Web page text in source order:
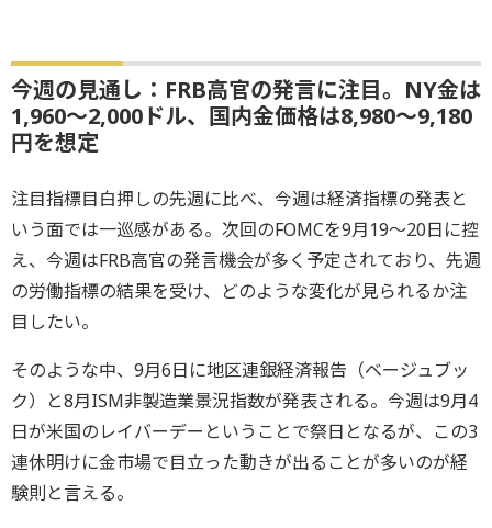
今週の見通し：FRB高官の発言に注目。NY金は
1,960～2,000ドル、国内金価格は8,980～9,180
円を想定
注目指標目白押しの先週に比べ、今週は経済指標の発表と
いう面では一巡感がある。次回のFOMCを9月19～20日に控
え、今週はFRB高官の発言機会が多く予定されており、先週
の労働指標の結果を受け、どのような変化が見られるか注
目したい。
そのような中、9月6日に地区連銀経済報告（ベージュブッ
ク）と8月ISM非製造業景況指数が発表される。今週は9月4
日が米国のレイバーデーということで祭日となるが、この3
連休明けに金市場で目立った動きが出ることが多いのが経
験則と言える。